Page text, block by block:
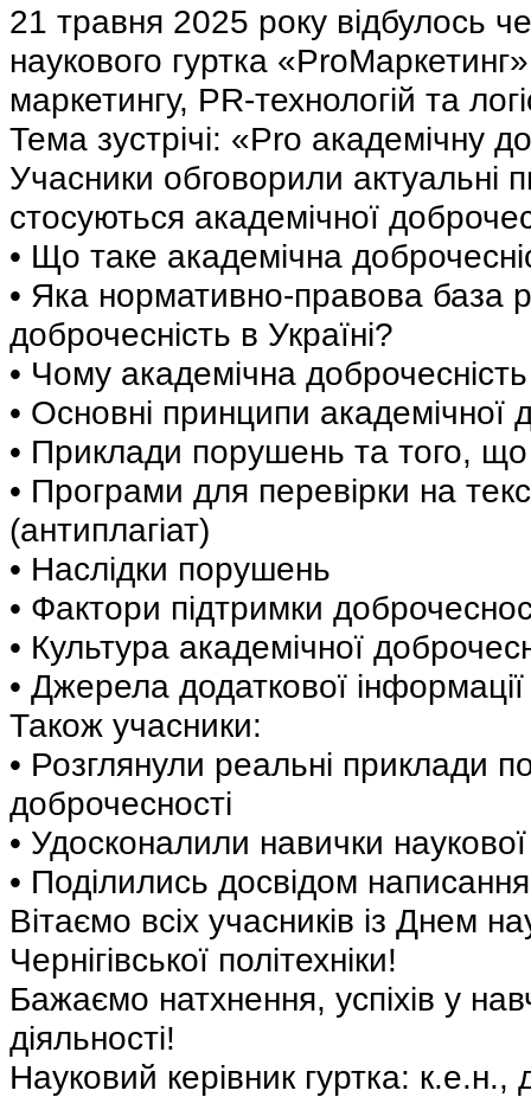
21 травня 2025 року відбулось
наукового гуртка
маркетингу, PR-технологій та
Тема зустрічі: «Pro академічну
Учасники обговорили актуальні
стосуються академічної
• Що таке академічна
• Яка нормативно-правова база
доброчесність в Україні?
• Чому академічна
• Основні принципи академічної
• Приклади порушень та того,
• Програми для перевірки на
(антиплагіат)
• Наслідки порушень
• Фактори підтримки
• Культура академічної
• Джерела додаткової інформації
Також учасники:
• Розглянули реальні приклади
доброчесності
• Удосконалили навички
• Поділились досвідом
Вітаємо всіх учасників із Днем
Чернігівської політехніки!
Бажаємо натхнення, успіхів у
діяльності!
Науковий керівник гуртка: